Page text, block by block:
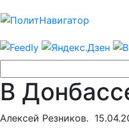
В
Алексей Резников.